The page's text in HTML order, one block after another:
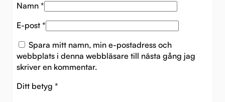
Namn *
E-post *
Spara mitt namn, min e-postadress och
webbplats i denna webbläsare till nästa gång jag
skriver en kommentar.
Ditt betyg *